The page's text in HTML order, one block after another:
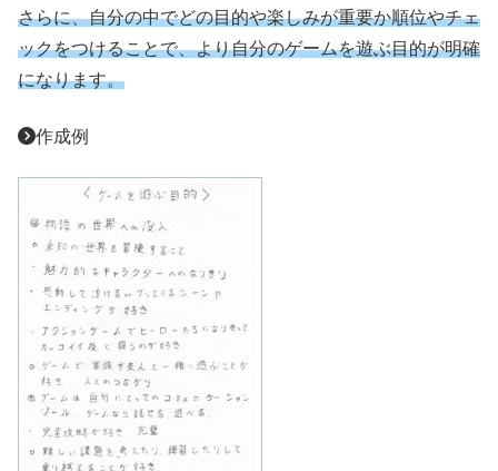
さらに、自分の中でどの目的や楽しみが重要か順位やチェ
ックをつけることで、より自分のゲームを遊ぶ目的が明確
になります。
作成例